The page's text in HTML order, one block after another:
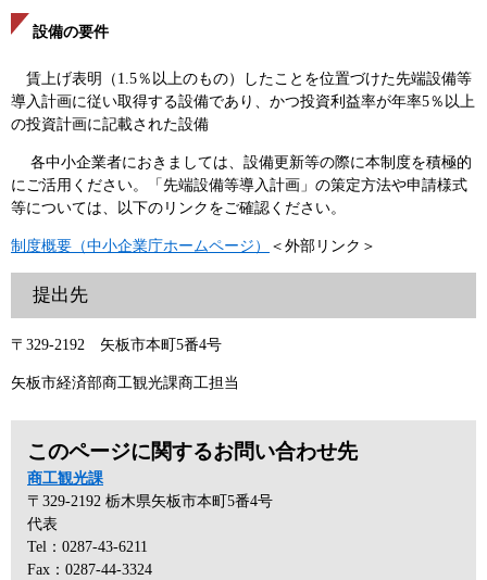
設備の要件
賃上げ表明（1.5％以上のもの）したことを位置づけた先端設備等
導入計画に従い取得する設備であり、かつ投資利益率が年率5％以上
の投資計画に記載された設備
各中小企業者におきましては、設備更新等の際に本制度を積極的
にご活用ください。「先端設備等導入計画」の策定方法や申請様式
等については、以下のリンクをご確認ください。
制度概要（中小企業庁ホームページ） ＜外部リンク＞
提出先
〒329-2192 矢板市本町5番4号
矢板市経済部商工観光課商工担当
このページに関するお問い合わせ先
商工観光課
〒329-2192 栃木県矢板市本町5番4号
代表
Tel：0287-43-6211
Fax：0287-44-3324